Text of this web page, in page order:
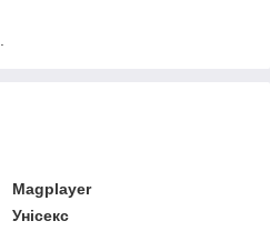
Magplayer
Унісекс